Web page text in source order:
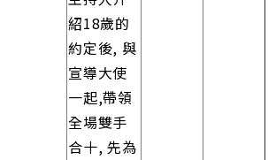
紹18歲的
約定後, 與
宣導大使
一起,帶領
全場雙手
合十, 先為